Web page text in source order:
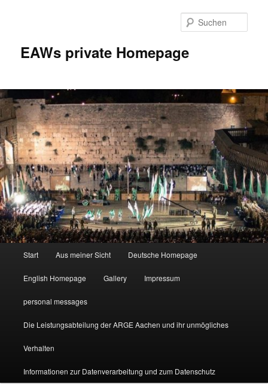
EAWs private Homepage
Start Aus meiner Sicht Deutsche Homepage
English Homepage Gallery Impressum
personal messages
Die Leistungsabteilung der ARGE Aachen und ihr unmögliches
Verhalten
Informationen zur Datenverarbeitung und zum Datenschutz